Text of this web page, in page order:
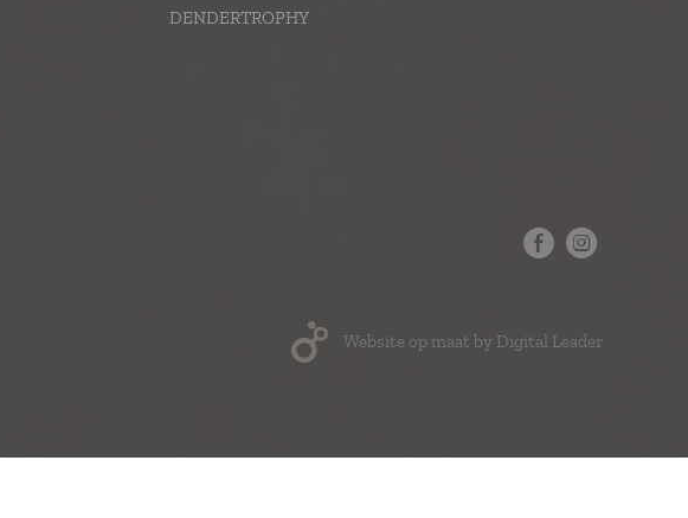
DENDERTROPHY
Website op maat by Digital Leader